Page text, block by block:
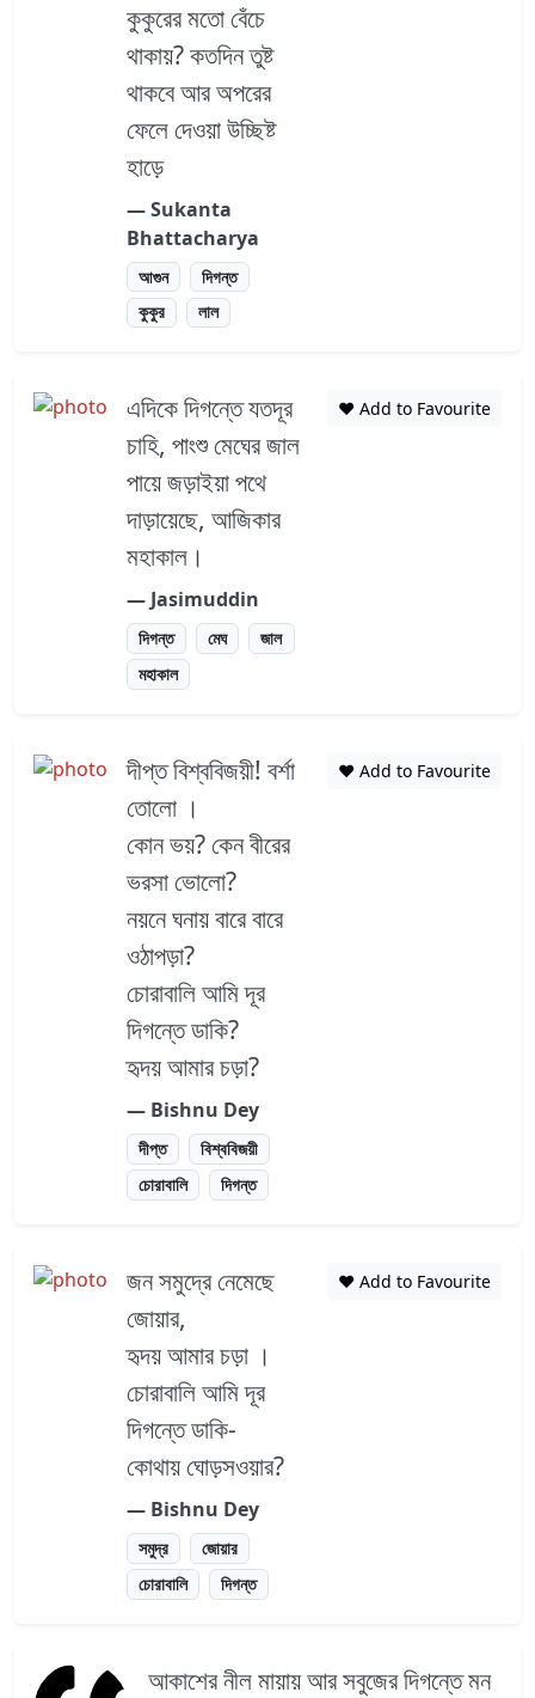
কুকুরের মতো বেঁচে
থাকায়? কতদিন তুষ্ট
থাকবে আর অপরের
ফেলে দেওয়া উচ্ছিষ্ট
হাড়ে
― Sukanta
Bhattacharya
আগুন
দিগন্ত
কুকুর
লাল
এদিকে দিগন্তে যতদূর
চাহি, পাংশু মেঘের জাল
পায়ে জড়াইয়া পথে
দাড়ায়েছে, আজিকার
মহাকাল।
― Jasimuddin
দিগন্ত মেঘ
জাল
মহাকাল
❤️ Add to Favourite
দীপ্ত বিশ্ববিজয়ী! বর্শা
তোলো ।
কোন ভয়? কেন বীরের
ভরসা ভোলো?
নয়নে ঘনায় বারে বারে
ওঠাপড়া?
চোরাবালি আমি দূর
দিগন্তে ডাকি?
হৃদয় আমার চড়া?
― Bishnu Dey
দীপ্ত
বিশ্ববিজয়ী
চোরাবালি
দিগন্ত
❤️ Add to Favourite
জন সমুদ্রে নেমেছে
জোয়ার,
হৃদয় আমার চড়া ।
চোরাবালি আমি দূর
দিগন্তে ডাকি-
কোথায় ঘোড়সওয়ার?
― Bishnu Dey
সমুদ্র
জোয়ার
চোরাবালি
দিগন্ত
❤️ Add to Favourite
আকাশের নীল মায়ায় আর সবুজের দিগন্তে মন